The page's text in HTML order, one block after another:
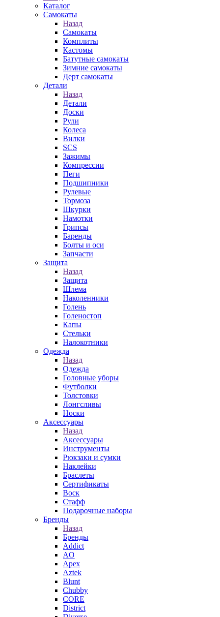
Каталог
Самокаты
Назад
Самокаты
Комплиты
Кастомы
Батутные самокаты
Зимние самокаты
Дерт самокаты
Детали
Назад
Детали
Доски
Рули
Колеса
Вилки
SCS
Зажимы
Компрессии
Пеги
Подшипники
Рулевые
Тормоза
Шкурки
Намотки
Грипсы
Баренды
Болты и оси
Запчасти
Защита
Назад
Защита
Шлема
Наколенники
Голень
Голеностоп
Капы
Стельки
Налокотники
Одежда
Назад
Одежда
Головные уборы
Футболки
Толстовки
Лонгсливы
Носки
Аксессуары
Назад
Аксессуары
Инструменты
Рюкзаки и сумки
Наклейки
Браслеты
Сертификаты
Воск
Стафф
Подарочные наборы
Бренды
Назад
Бренды
Addict
AO
Apex
Aztek
Blunt
Chubby
CORE
District